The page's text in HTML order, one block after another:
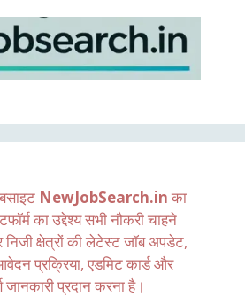
NewJobSearch.in का
का उद्देश्य सभी नौकरी चाहने
निजी क्षेत्रों की लेटेस्ट जॉब अपडेट,
प्रक्रिया, एडमिट कार्ड और
जानकारी प्रदान करना है।